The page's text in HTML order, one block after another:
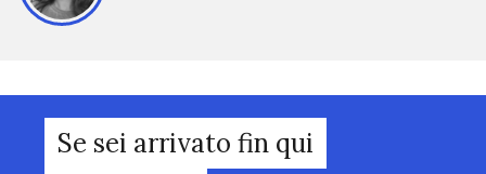
Se sei arrivato fin qui